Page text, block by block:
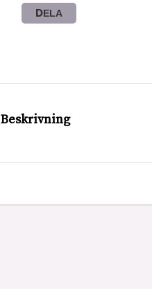
DELA
Beskrivning